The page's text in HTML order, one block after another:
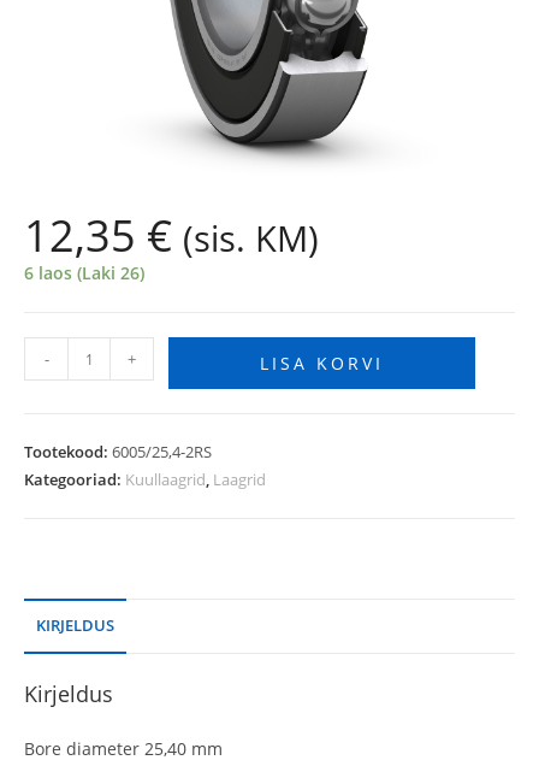
12,35 € (sis. KM)
6 laos (Laki 26)
- + LISA KORVI
Tootekood: 6005/25,4-2RS
Kategooriad: Kuullaagrid, Laagrid
KIRJELDUS
Kirjeldus
Bore diameter 25,40 mm